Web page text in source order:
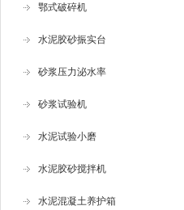
鄂式破碎机
水泥胶砂振实台
砂浆压力泌水率
砂浆试验机
水泥试验小磨
水泥胶砂搅拌机
水泥混凝土养护箱